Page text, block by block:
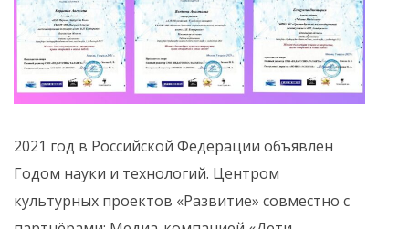
2021 год в Российской Федерации объявлен
Годом науки и технологий. Центром
культурных проектов «Развитие» совместно с